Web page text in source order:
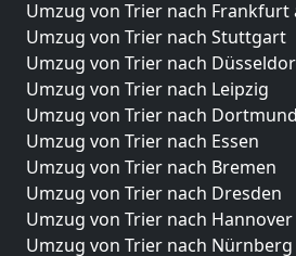
Umzug von Trier nach Frankfurt
Umzug von Trier nach Stuttgart
Umzug von Trier nach
Umzug von Trier nach Leipzig
Umzug von Trier nach Dortmund
Umzug von Trier nach Essen
Umzug von Trier nach Bremen
Umzug von Trier nach Dresden
Umzug von Trier nach Hannover
Umzug von Trier nach Nürnberg